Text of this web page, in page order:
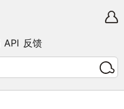
API 反馈